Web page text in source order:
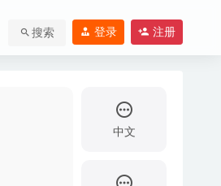
搜索 登录 注册
中文